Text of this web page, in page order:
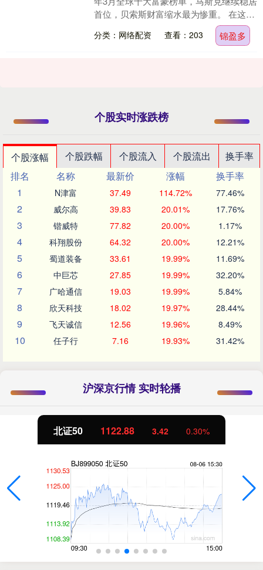
首位，贝索斯财富缩水最为惨重。 在这十
位顶级富豪中，仅有4人在2月实现财富增
长，....
分类：网络配资 查看：203 锦盈多
个股实时涨跌榜
个股涨幅 个股跌幅 个股流入 个股流出
换手率
排名
名称 最新价 涨幅
换手率
1
N津富 37.49 114.72% 77.46%
2 威尔高 39.83 20.01% 17.76%
3 锴威特 77.82 20.00% 1.17%
4 科翔股份 64.32 20.00% 12.21%
5 蜀道装备 33.61 19.99% 11.69%
6 中巨芯 27.85 19.99% 32.20%
7 广哈通信 19.03 19.99% 5.84%
8 欣天科技 18.02 19.97% 28.44%
9 飞天诚信 12.56 19.96% 8.49%
10 任子行 7.16 19.93% 31.42%
沪深京行情 实时轮播
北证50 1122.88 3.42 0.30%